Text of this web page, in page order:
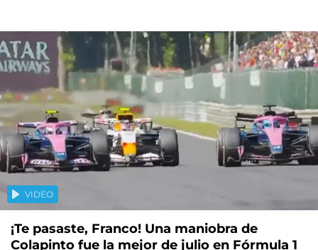
VIDEO
¡Te pasaste, Franco! Una maniobra de
Colapinto fue la mejor de julio en Fórmula 1